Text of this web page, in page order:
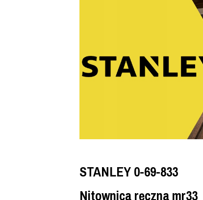
STANLEY 0-69-833
Nitownica ręczna mr33